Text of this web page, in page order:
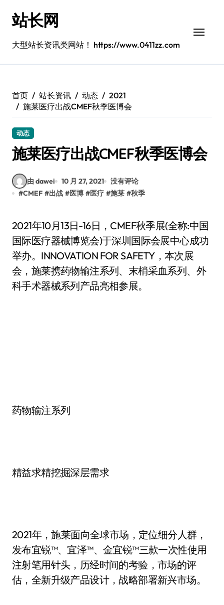
站长网
大型站长资讯类网站！ https://www.0411zz.com
首页 站长资讯 动态
2021
施莱医疗出战CMEF秋季医博会
动态
施莱医疗出战CMEF秋季医博会
由 dawei 10 月 27, 2021
没有评论
#CMEF #出战 #医博 #医疗 #施莱 #秋季
2021年10月13日-16日，CMEF秋季展(全称:中国
国际医疗器械博览会)于深圳国际会展中心成功
举办。INNOVATION FOR SAFETY，本次展
会，施莱携药物输注系列、末梢采血系列、外
科手术器械系列产品亮相参展。
药物输注系列
精益求精挖掘深层需求
2021年，施莱面向全球市场，定位细分人群，
发布宜锐™、宜泽™、金宜锐™三款一次性使用
注射笔用针头，历经时间的考验，市场的评
估，全新升级产品设计，战略部署新兴市场。